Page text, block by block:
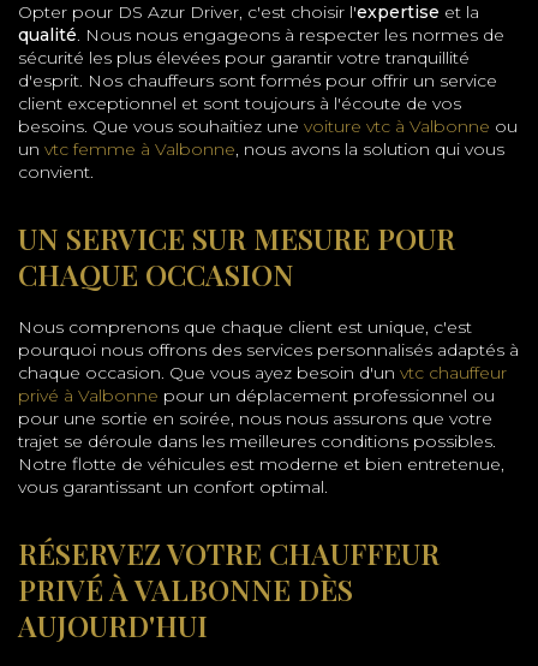
Opter pour DS Azur Driver, c'est choisir l'expertise et la
qualité. Nous nous engageons à respecter les normes de
sécurité les plus élevées pour garantir votre tranquillité
d'esprit. Nos chauffeurs sont formés pour offrir un service
client exceptionnel et sont toujours à l'écoute de vos
besoins. Que vous souhaitiez une voiture vtc à Valbonne ou
un vtc femme à Valbonne, nous avons la solution qui vous
convient.
UN SERVICE SUR MESURE POUR
CHAQUE OCCASION
Nous comprenons que chaque client est unique, c'est
pourquoi nous offrons des services personnalisés adaptés à
chaque occasion. Que vous ayez besoin d'un vtc chauffeur
privé à Valbonne pour un déplacement professionnel ou
pour une sortie en soirée, nous nous assurons que votre
trajet se déroule dans les meilleures conditions possibles.
Notre flotte de véhicules est moderne et bien entretenue,
vous garantissant un confort optimal.
RÉSERVEZ VOTRE CHAUFFEUR
PRIVÉ À VALBONNE DÈS
AUJOURD'HUI